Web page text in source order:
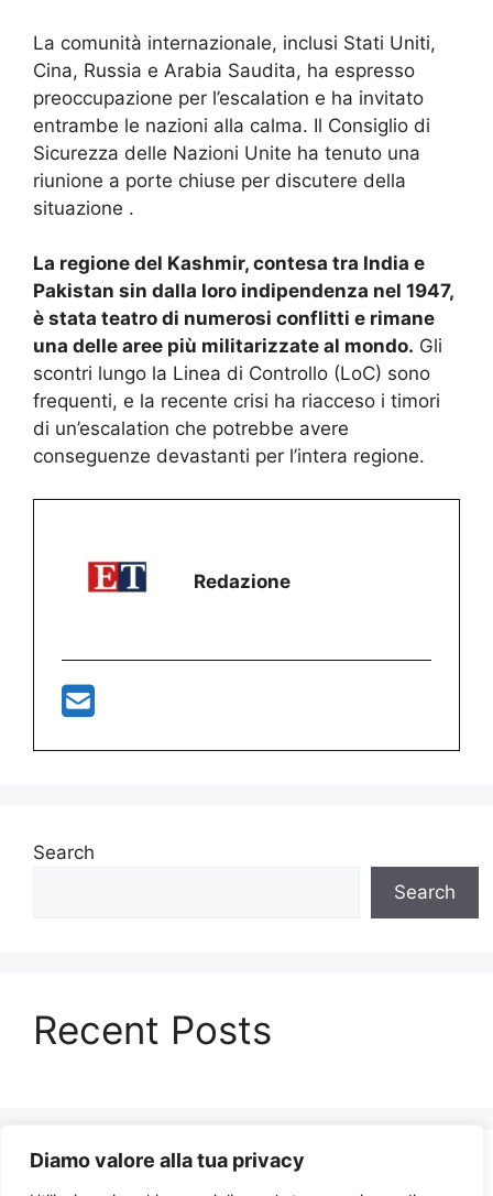
Diamo valore alla tua privacy
La comunità internazionale, inclusi Stati Uniti,
Cina, Russia e Arabia Saudita, ha espresso
preoccupazione per l’escalation e ha invitato
entrambe le nazioni alla calma. Il Consiglio di
Sicurezza delle Nazioni Unite ha tenuto una
riunione a porte chiuse per discutere della
situazione .
La regione del Kashmir, contesa tra India e
Pakistan sin dalla loro indipendenza nel 1947,
è stata teatro di numerosi conflitti e rimane
una delle aree più militarizzate al mondo. Gli
scontri lungo la Linea di Controllo (LoC) sono
frequenti, e la recente crisi ha riacceso i timori
di un’escalation che potrebbe avere
conseguenze devastanti per l’intera regione.
Redazione
Search
Search
Recent Posts
Recent Comments